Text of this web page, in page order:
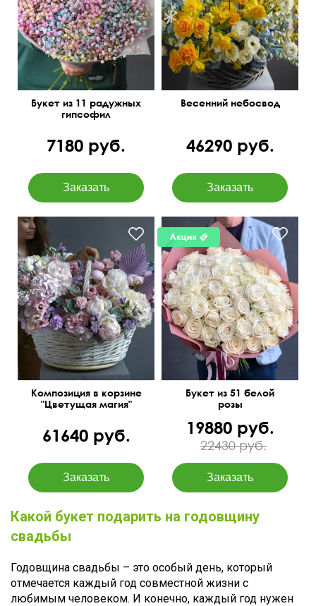
Доставка в день заказа
Букет из 11 радужных
гипсофил
7180 руб.
ранункулюсов и
антуриумов с
добавлением веток
крокосмии и мимозы.
Весенний небосвод
46290 руб.
Твидии, статица,
суккуленты, матиолы,
клематисы, папоротник и
др.
Композиция в корзине
"Цветущая магия"
61640 руб.
50 см 60 см
Букет из 51 белой
розы
19880 руб.
22430 руб.
Какой букет подарить на годовщину
свадьбы
Годовщина свадьбы – это особый день, который
отмечается каждый год совместной жизни с
любимым человеком. И конечно, каждый год нужен